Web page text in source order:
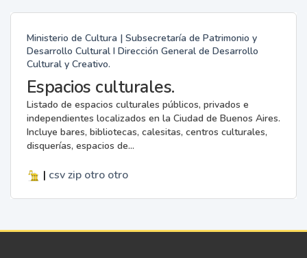
Ministerio de Cultura | Subsecretaría de Patrimonio y
Desarrollo Cultural I Dirección General de Desarrollo
Cultural y Creativo.
Espacios culturales.
Listado de espacios culturales públicos, privados e
independientes localizados en la Ciudad de Buenos Aires.
Incluye bares, bibliotecas, calesitas, centros culturales,
disquerías, espacios de...
| csv zip otro otro